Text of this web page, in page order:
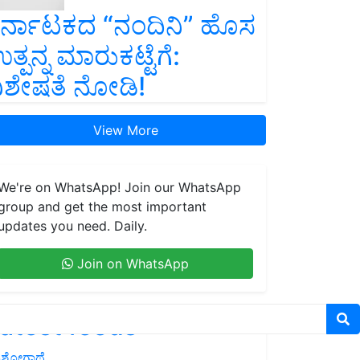
“ನಂದಿನಿ” ಹೊಸ
ಮಾರುಕಟ್ಟೆಗೆ:
ನೋಡಿ!
View More
on WhatsApp! Join our WhatsApp
and get the most important
you need. Daily.
Join on WhatsApp
feeds